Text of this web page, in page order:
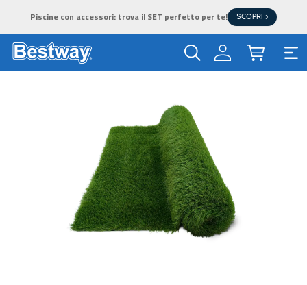
Piscine con accessori: trova il SET perfetto per te! SCOPRI >